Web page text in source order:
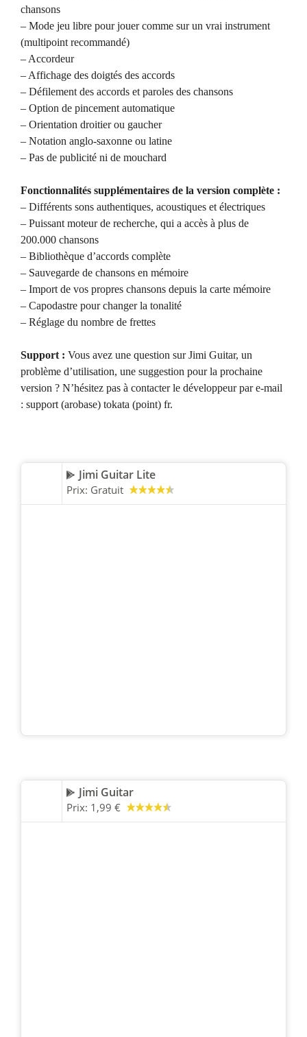
chansons
– Mode jeu libre pour jouer comme sur un vrai instrument
(multipoint recommandé)
– Accordeur
– Affichage des doigtés des accords
– Défilement des accords et paroles des chansons
– Option de pincement automatique
– Orientation droitier ou gaucher
– Notation anglo-saxonne ou latine
– Pas de publicité ni de mouchard
Fonctionnalités supplémentaires de la version complète :
– Différents sons authentiques, acoustiques et électriques
– Puissant moteur de recherche, qui a accès à plus de
200.000 chansons
– Bibliothèque d’accords complète
– Sauvegarde de chansons en mémoire
– Import de vos propres chansons depuis la carte mémoire
– Capodastre pour changer la tonalité
– Réglage du nombre de frettes
Support : Vous avez une question sur Jimi Guitar, un
problème d’utilisation, une suggestion pour la prochaine
version ? N’hésitez pas à contacter le développeur par e-mail
: support (arobase) tokata (point) fr.
Jimi Guitar Lite
Prix: Gratuit
Jimi Guitar
Prix: 1,99 €